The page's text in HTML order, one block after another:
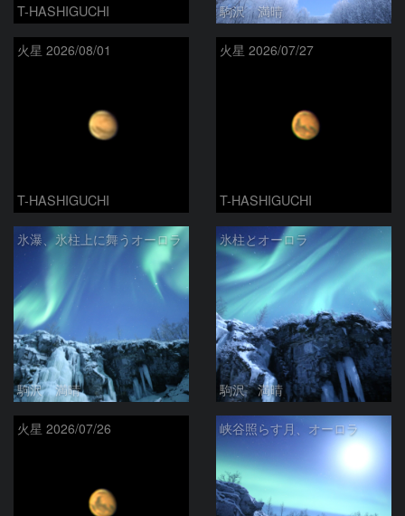
T-HASHIGUCHI 駒沢 満晴
火星 2026/08/01
T-HASHIGUCHI
火星 2026/07/27
T-HASHIGUCHI
氷瀑、氷柱上に舞うオーロラ
駒沢 満晴
氷柱とオーロラ
駒沢 満晴
火星 2026/07/26 峡谷照らす月、オーロラ